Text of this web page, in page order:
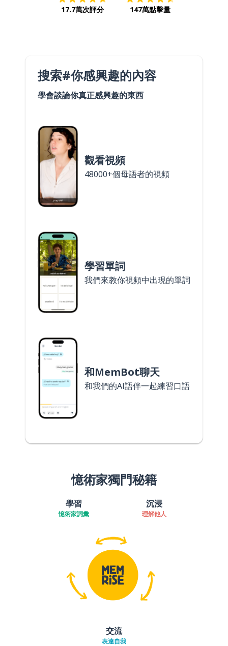
17.7萬次評分 147萬點擊量
搜索#你感興趣的內容
學會談論你真正感興趣的東西
觀看視頻
48000+個母語者的視頻
學習單詞
我們來教你視頻中出現的單詞
和MemBot聊天
和我們的AI語伴一起練習口語
憶術家獨門秘籍
學習
憶術家詞彙
沉浸
理解他人
交流
表達自我